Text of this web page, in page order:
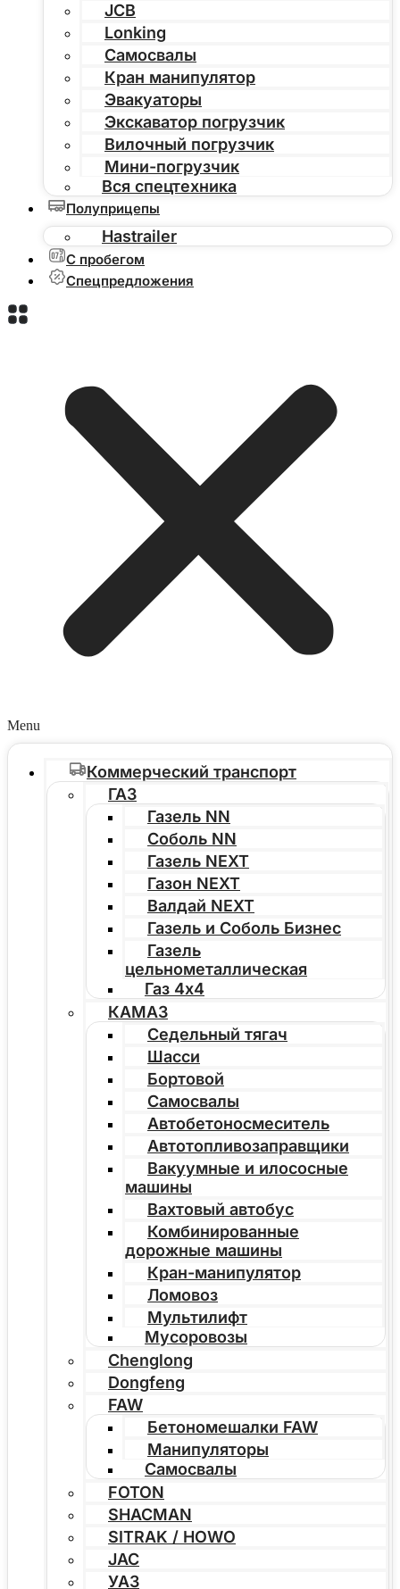
JCB
Lonking
Самосвалы
Кран манипулятор
Эвакуаторы
Экскаватор погрузчик
Вилочный погрузчик
Мини-погрузчик
Вся спецтехника
Полуприцепы
Hastrailer
С пробегом
Спецпредложения
Menu
Коммерческий транспорт
ГАЗ
Газель NN
Соболь NN
Газель NEXT
Газон NEXT
Валдай NEXT
Газель и Соболь Бизнес
Газель
цельнометаллическая
Газ 4х4
КАМАЗ
Седельный тягач
Шасси
Бортовой
Самосвалы
Автобетоносмеситель
Автотопливозаправщики
Вакуумные и илососные
машины
Вахтовый автобус
Комбинированные
дорожные машины
Кран-манипулятор
Ломовоз
Мультилифт
Мусоровозы
Chenglong
Dongfeng
FAW
Бетономешалки FAW
Манипуляторы
Самосвалы
FOTON
SHACMAN
SITRAK / HOWO
JAC
УАЗ